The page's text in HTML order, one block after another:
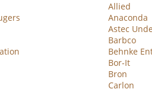
Allied
Anaconda
Astec
Barbco
Behnke
Bor-It
Bron
Carlon